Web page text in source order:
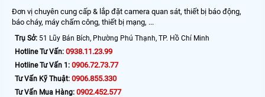
Đơn vị chuyên cung cấp & lắp đặt camera quan sát, thiết bị báo động,
báo cháy, máy chấm công, thiết bị mạng, ...
Trụ Sở: 51 Lũy Bán Bích, Phường Phú Thạnh, TP. Hồ Chí Minh
Hotline Tư Vấn: 0938.11.23.99
Hotline Tư Vấn 1: 0906.72.73.77
Tư Vấn Kỹ Thuật: 0906.855.330
Tư Vấn Mua Hàng: 0902.452.577